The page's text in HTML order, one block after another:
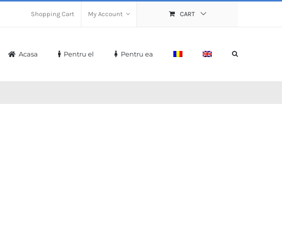
Shopping Cart My Account CART
Acasa Pentru el Pentru ea